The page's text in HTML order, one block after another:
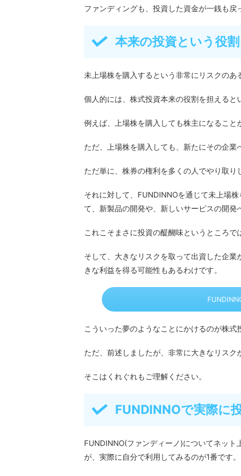
ファンディングも、投資した資金が一銭も戻
本来の投資という役
未上場株を購入するという非常にリスクの
個人的には、株式投資本来の役割を担えると
例えば、上場株を購入しても株主になること
ただ、上場株を購入しても、新たにその企業
ただ単に、株券の権利を多くの人でやり取り
それに対して、FUNDINNOを通じて未上場
て、新製品の開発や、新しいサービスの開発
これこそまさに投資の醍醐味というところで
そして、大きなリスクを取って出資した企
きな利益を得る可能性もあるわけです。
こういった夢のようなことにかけるのが株式
ただ、前述しましたが、非常に大きなリスク
そこはくれぐれもご理解ください。
FUNDINNOで実際に
FUNDINNO(ファンディーノ)についてネッ
が、実際に自分で利用してみるのが1番です。